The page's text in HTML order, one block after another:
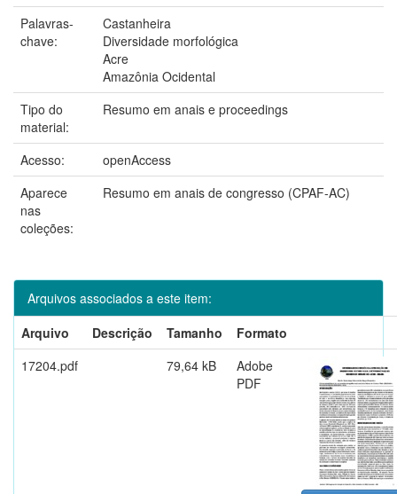
Palavras-
chave:
Castanheira
Diversidade morfológica
Acre
Amazônia Ocidental
Tipo do
material:
Resumo em anais e proceedings
Acesso:
openAccess
Aparece
nas
coleções:
Resumo em anais de congresso (CPAF-AC)
Arquivos associados a este item:
Arquivo
Descrição Tamanho
Formato
17204.pdf
79,64 kB
Adobe
PDF